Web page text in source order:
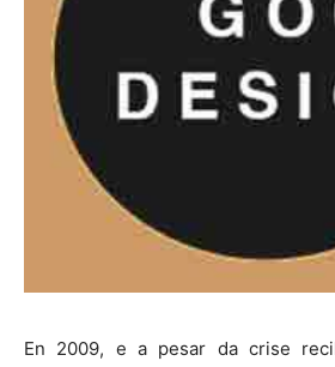
En 2009, e a pesar da crise